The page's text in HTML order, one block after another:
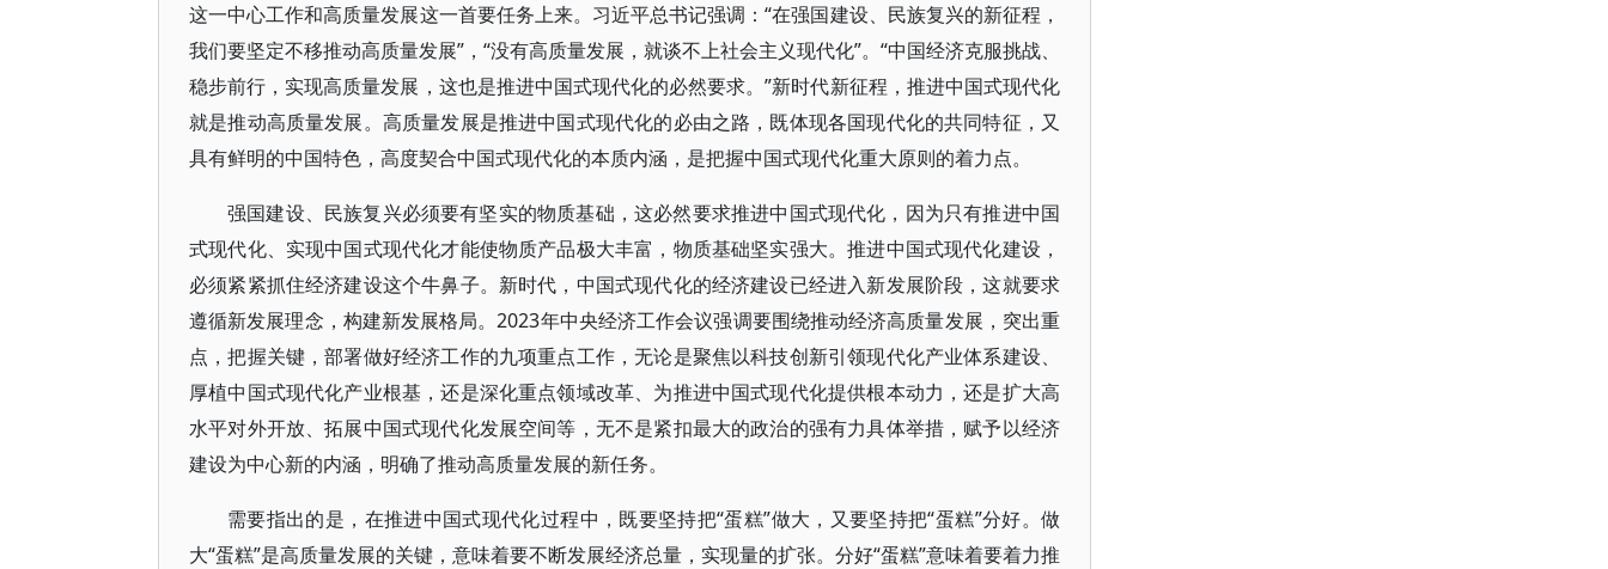
这一中心工作和高质量发展这一首要任务上来。习近平总书记强调：“在强国建设、民族复兴的新征程，
我们要坚定不移推动高质量发展”，“没有高质量发展，就谈不上社会主义现代化”。“中国经济克服挑战、
稳步前行，实现高质量发展，这也是推进中国式现代化的必然要求。”新时代新征程，推进中国式现代化
就是推动高质量发展。高质量发展是推进中国式现代化的必由之路，既体现各国现代化的共同特征，又
具有鲜明的中国特色，高度契合中国式现代化的本质内涵，是把握中国式现代化重大原则的着力点。
强国建设、民族复兴必须要有坚实的物质基础，这必然要求推进中国式现代化，因为只有推进中国
式现代化、实现中国式现代化才能使物质产品极大丰富，物质基础坚实强大。推进中国式现代化建设，
必须紧紧抓住经济建设这个牛鼻子。新时代，中国式现代化的经济建设已经进入新发展阶段，这就要求
遵循新发展理念，构建新发展格局。2023年中央经济工作会议强调要围绕推动经济高质量发展，突出重
点，把握关键，部署做好经济工作的九项重点工作，无论是聚焦以科技创新引领现代化产业体系建设、
厚植中国式现代化产业根基，还是深化重点领域改革、为推进中国式现代化提供根本动力，还是扩大高
水平对外开放、拓展中国式现代化发展空间等，无不是紧扣最大的政治的强有力具体举措，赋予以经济
建设为中心新的内涵，明确了推动高质量发展的新任务。
需要指出的是，在推进中国式现代化过程中，既要坚持把“蛋糕”做大，又要坚持把“蛋糕”分好。做
大“蛋糕”是高质量发展的关键，意味着要不断发展经济总量，实现量的扩张。分好“蛋糕”意味着要着力推